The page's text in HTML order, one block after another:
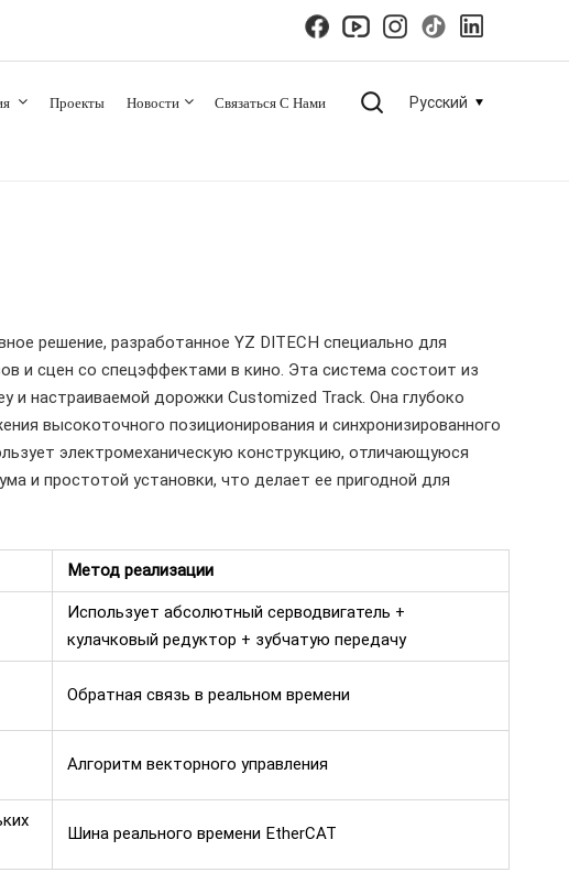
Проекты Новости Связаться С Нами Русский
한국의
العربية
решение, разработанное YZ DITECH специально для
и сцен со спецэффектами в кино. Эта система состоит из
и настраиваемой дорожки Customized Track. Она глубоко
высокоточного позиционирования и синхронизированного
электромеханическую конструкцию, отличающуюся
и простотой установки, что делает ее пригодной для
Метод реализации
Использует абсолютный серводвигатель +
кулачковый редуктор + зубчатую передачу
Обратная связь в реальном времени
Алгоритм векторного управления
Шина реального времени EtherCAT